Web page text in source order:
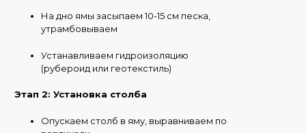
На дно ямы засыпаем 10-15 см песка,
утрамбовываем
Устанавливаем гидроизоляцию
(рубероид или геотекстиль)
Этап 2: Установка столба
Опускаем столб в яму, выравниваем по